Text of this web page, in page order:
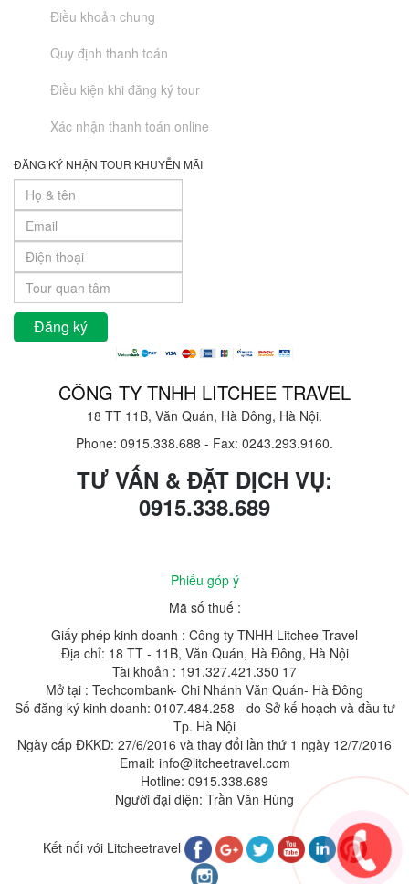
Điều khoản chung
Quy định thanh toán
Điều kiện khi đăng ký tour
Xác nhận thanh toán online
ĐĂNG KÝ NHẬN TOUR KHUYỄN MÃI
CÔNG TY TNHH LITCHEE TRAVEL
18 TT 11B, Văn Quán, Hà Đông, Hà Nội.
Phone: 0915.338.688 - Fax: 0243.293.9160.
TƯ VẤN & ĐẶT DỊCH VỤ:
0915.338.689
Phiếu góp ý
Mã số thuế :
Giấy phép kinh doanh : Công ty TNHH Litchee Travel
Địa chỉ: 18 TT - 11B, Văn Quán, Hà Đông, Hà Nội
Tài khoản : 191.327.421.350 17
Mở tại : Techcombank- Chi Nhánh Văn Quán- Hà Đông
Số đăng ký kinh doanh: 0107.484.258 - do Sở kế hoạch và đầu tư
Tp. Hà Nội
Ngày cấp ĐKKD: 27/6/2016 và thay đổi lần thứ 1 ngày 12/7/2016
Email: info@litcheetravel.com
Hotline: 0915.338.689
Người đại diện: Trần Văn Hùng
Kết nối với Litcheetravel